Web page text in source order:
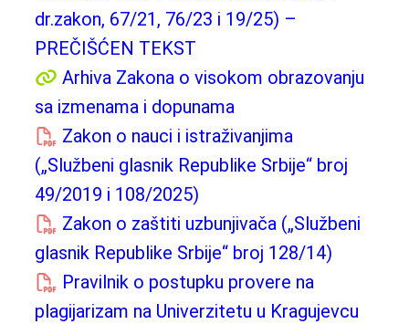
dr.zakon, 67/21, 76/23 i 19/25) –
PREČIŠĆEN TEKST
Arhiva Zakona o visokom obrazovanju
sa izmenama i dopunama
Zakon o nauci i istraživanjima
(„Službeni glasnik Republike Srbije“ broj
49/2019 i 108/2025)
Zakon o zaštiti uzbunjivača („Službeni
glasnik Republike Srbije“ broj 128/14)
Pravilnik o postupku provere na
plagijarizam na Univerzitetu u Kragujevcu